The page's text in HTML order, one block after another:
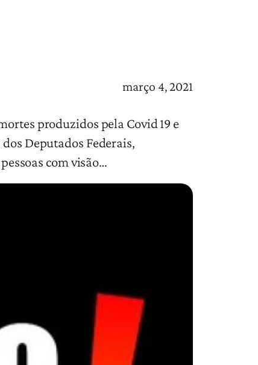
março 4, 2021
produzidos pela Covid 19 e
Deputados Federais,
com visão…